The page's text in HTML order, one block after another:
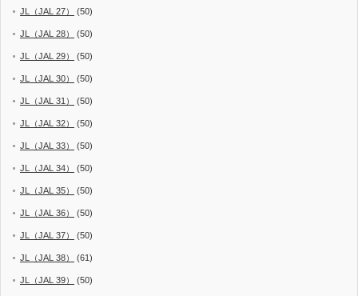
JL（JAL 27） (50)
JL（JAL 28） (50)
JL（JAL 29） (50)
JL（JAL 30） (50)
JL（JAL 31） (50)
JL（JAL 32） (50)
JL（JAL 33） (50)
JL（JAL 34） (50)
JL（JAL 35） (50)
JL（JAL 36） (50)
JL（JAL 37） (50)
JL（JAL 38） (61)
JL（JAL 39） (50)